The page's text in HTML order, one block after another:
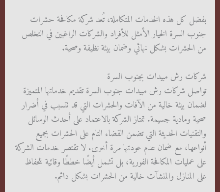
بفضل كل هذه الخدمات المتكاملة، تُعد شركة مكافحة حشرات
جنوب السرة الخيار الأمثل للأفراد والشركات الراغبين في التخلص
من الحشرات بشكل نهائي وضمان بيئة نظيفة وصحية.
شركات رش مبيدات بجنوب السرة
تواصل شركات رش مبيدات جنوب السرة تقديم خدماتها المتميزة
لضمان بيئة خالية من الآفات والحشرات التي قد تتسبب في أضرار
صحية ومادية جسيمة. تمتاز الشركة بالاعتماد على أحدث الوسائل
والتقنيات الحديثة التي تضمن القضاء التام على الحشرات بجميع
أنواعها، مع ضمان عدم عودتها مرة أخرى. لا تقتصر خدمات الشركة
على عمليات المكافحة الفورية، بل تشمل أيضًا خططًا وقائية للحفاظ
على المنازل والمنشآت خالية من الحشرات بشكل دائم.